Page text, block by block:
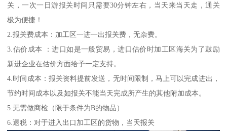
关，一次一日游报关时间只需要30分钟左右，当天来当天走，通关
极为便捷！
2.报关费成本：加工区一进一出报关费，无杂费。
3.估价成本 ：进口如是一般贸易，进口估价时加工区海关为了鼓励
新进企业在估价方面给予一定支持。
4.时间成本：报关资料提前发送，无时间限制，马上可以完成进出，
节约时间成本以及如报关不能当天完成所产生的其他附加成本。
5.无需做商检（限于条件为B的物品）
6.退税：对于进入出口加工区的货物，当天报关